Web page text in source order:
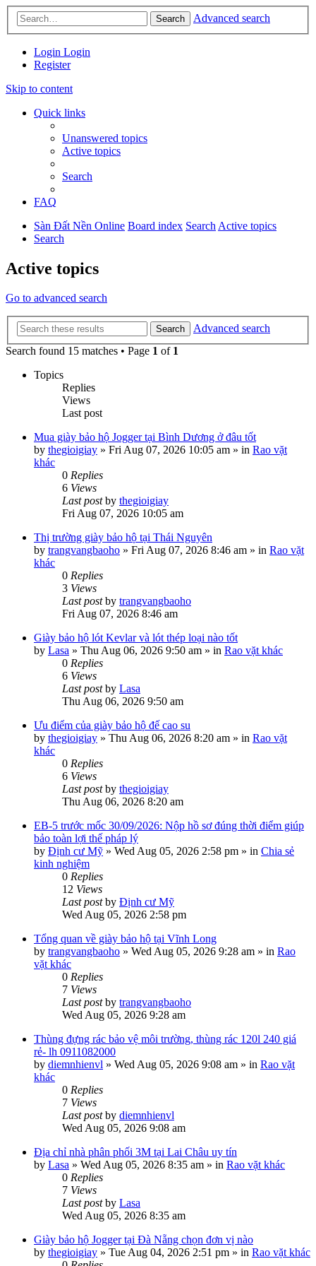
Search Advanced search
Login Login
Register
Skip to content
Quick links
Unanswered topics
Active topics
Search
FAQ
Sàn Đất Nền Online Board index Search Active topics
Search
Active topics
Go to advanced search
Search
Advanced search
Search found 15 matches • Page 1 of 1
Topics
Replies
Views
Last post
Mua giày bảo hộ Jogger tại Bình Dương ở đâu tốt
by thegioigiay » Fri Aug 07, 2026 10:05 am » in Rao vặt
khác
0 Replies
6 Views
Last postby thegioigiay
Fri Aug 07, 2026 10:05 am
Thị trường giày bảo hộ tại Thái Nguyên
by trangvangbaoho » Fri Aug 07, 2026 8:46 am » in Rao vặt
khác
0 Replies
3 Views
Last postby trangvangbaoho
Fri Aug 07, 2026 8:46 am
Giày bảo hộ lót Kevlar và lót thép loại nào tốt
by Lasa » Thu Aug 06, 2026 9:50 am » in Rao vặt khác
0 Replies
6 Views
Last postby Lasa
Thu Aug 06, 2026 9:50 am
Ưu điểm của giày bảo hộ đế cao su
by thegioigiay » Thu Aug 06, 2026 8:20 am » in Rao vặt
khác
0 Replies
6 Views
Last postby thegioigiay
Thu Aug 06, 2026 8:20 am
EB-5 trước mốc 30/09/2026: Nộp hồ sơ đúng thời điểm giúp
bảo toàn lợi thế pháp lý
by Định cư Mỹ » Wed Aug 05, 2026 2:58 pm » in Chia sẻ
kinh nghiệm
0 Replies
12 Views
Last postby Định cư Mỹ
Wed Aug 05, 2026 2:58 pm
Tổng quan về giày bảo hộ tại Vĩnh Long
by trangvangbaoho » Wed Aug 05, 2026 9:28 am » in Rao
vặt khác
0 Replies
7 Views
Last postby trangvangbaoho
Wed Aug 05, 2026 9:28 am
Thùng đựng rác bảo vệ môi trường, thùng rác 120l 240 giá
rẻ- lh 0911082000
by diemnhienvl » Wed Aug 05, 2026 9:08 am » in Rao vặt
khác
0 Replies
7 Views
Last postby diemnhienvl
Wed Aug 05, 2026 9:08 am
Địa chỉ nhà phân phối 3M tại Lai Châu uy tín
by Lasa » Wed Aug 05, 2026 8:35 am » in Rao vặt khác
0 Replies
7 Views
Last postby Lasa
Wed Aug 05, 2026 8:35 am
Giày bảo hộ Jogger tại Đà Nẵng chọn đơn vị nào
by thegioigiay » Tue Aug 04, 2026 2:51 pm » in Rao vặt khác